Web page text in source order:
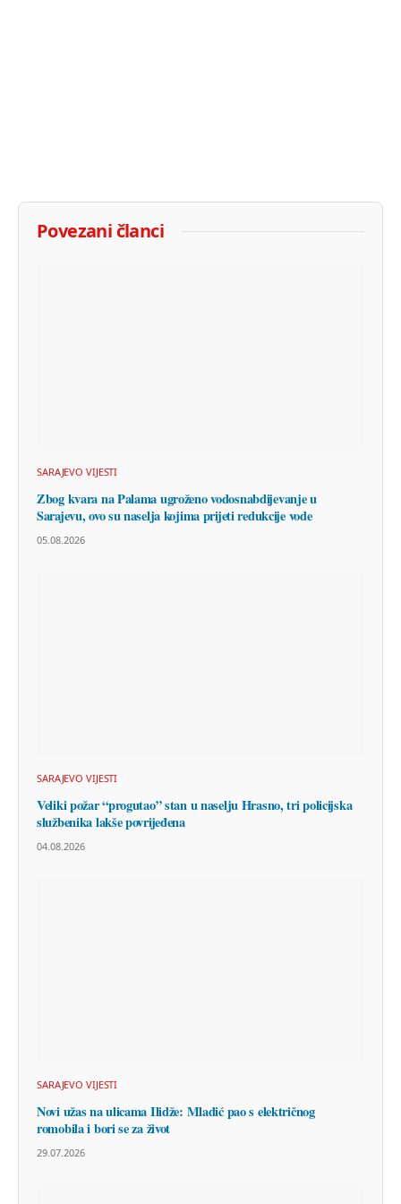
Povezani članci
SARAJEVO VIJESTI
Zbog kvara na Palama ugroženo vodosnabdijevanje u
Sarajevu, ovo su naselja kojima prijeti redukcije vode
05.08.2026
SARAJEVO VIJESTI
Veliki požar “progutao” stan u naselju Hrasno, tri policijska
službenika lakše povrijeđena
04.08.2026
SARAJEVO VIJESTI
Novi užas na ulicama Ilidže: Mladić pao s električnog
romobila i bori se za život
29.07.2026